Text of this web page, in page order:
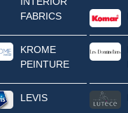
FABRICS
KROME
PEINTURE
LEVIS